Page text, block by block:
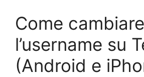
Come cambiare
l’username su
(Android e